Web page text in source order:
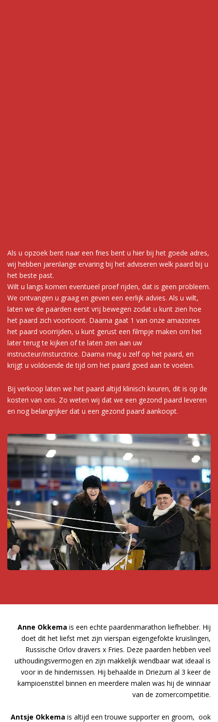
Als u opzoek bent naar een fries bent u hier bij het goede adres,
wij hebben jarenlange ervaring bij het adviseren welk paard bij u
het beste past.
Wilt u langs komen eventueel proef rijden, dat is geen probleem.
We ontvangen u graag en geven een eerlijk advies. Als u wilt,
laten we de paarden eerst vrij bewegen zodat u kunt zien hoe
het paard zich voortoont. Daarna gaat 1 van onze amazones
het paard voorrijden, u kunt gerust een filmpje maken om het
later terug te kijken of te laten zien aan uw
instructeur/insturctrice. Daarna mag u zelf op het paard, en
krijgt u voldoende de tijd om het paard goed aan te voelen.
Bij verkoop laten we het paard altijd klinisch keuren, dit is op de
kosten van ons. Zo weten wij dat we een gezond paard leveren
en nog belangrijker dat u een gezond paard aankoopt.
Anne Okkema is een echte paardenmarathon liefhebber. Hij
doet dit het liefst met zijn vierspan eigengefokte kruislingen,
Russische Orlov dravers x Fries. Deze paarden hebben veel
uithoudingsvermogen en zijn makkelijk wendbaar wat ideaal is
voor in de hindernissen. Hij behaalde in Driezum al 3 keer de
kampioenstitel binnen en meerdere malen was hij de winnaar
van de zomercompetitie.
Antsje Okkema is altijd een trouwe supporter en groom, ook